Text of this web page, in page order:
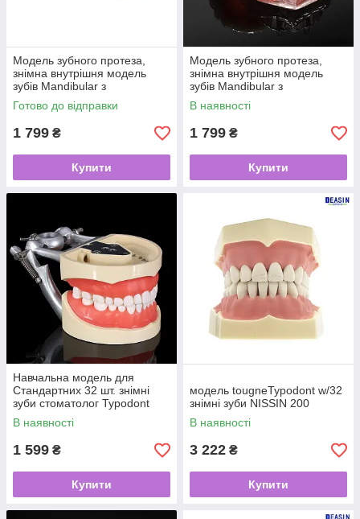
Модель зубного протеза,
знімна внутрішня модель
зубів Mandibular з
імплантатом для навчання
зубів
Готово до відправки
1 799 ₴
Купити
Модель зубного протеза,
знімна внутрішня модель
зубів Mandibular з
імплантатом для навчання
зубам
В наявності
1 799 ₴
Купити
Навчальна модель для
Стандартних 32 шт. знімні
зуби стоматолог Typodont
модель знімні зуби м'яка
гумка
В наявності
1 599 ₴
Купити
модель tougneTypodont w/32
знімні зуби NISSIN 200
В наявності
3 222 ₴
Купити